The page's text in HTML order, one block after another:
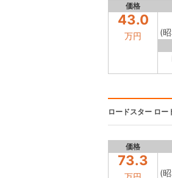
価格
43.0
万円 (
ロードスター ロー
価格
73.3
(